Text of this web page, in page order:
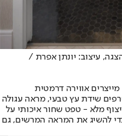
עיצוב: יונתן אפרת /
אווירה דרמטית
שידת עץ טבעי, מראה עגולה
מלא - טפט שחור איכותי על
להשיג את המראה המרשים, גם